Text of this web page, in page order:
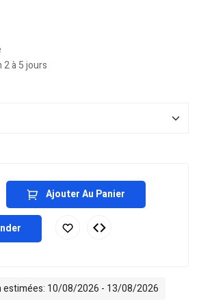
2 à 5 jours
Ajouter Au Panier
estimées: 10/08/2026 - 13/08/2026